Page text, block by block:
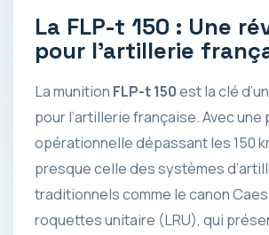
La FLP-t 150 : Une
pour l’artillerie
La munition FLP-t 150est la clé
pour l’artillerie française. Avec une
opérationnelle dépassant les 150
presque celle des systèmes
traditionnels comme le canon
roquettes unitaire (LRU), qui